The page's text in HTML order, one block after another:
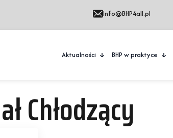
Info@BHP4all.pl
Aktualności BHP w praktyce
Chłodzący